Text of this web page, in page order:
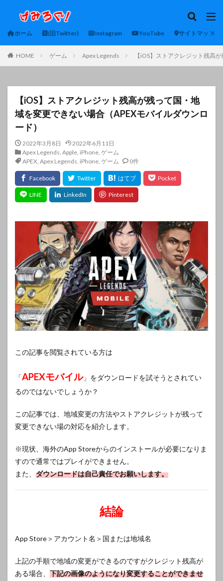
ホーム (旧Twitter) Instagram YouTube サイトマップ
HOME ゲーム Apex Legends 【iOS】ストアクレジット残高
【iOS】ストアクレジット残高が残って国・地
域を変更できない場合（APEXモバイルダウンロ
ード）
2022年3月8日
2022年6月11日
Apex Legends, Apple, iPhone, ゲーム
APEX, Apex Legends, iPhone, ゲーム 0件
この記事を閲覧されている方は
「APEXモバイル」をダウンロードを試そうとされてい
るのではないでしょうか？
この記事では、地域変更の方法やストアクレジットが残って
変更できない場の対応を紹介します。
※現状、海外のApp Storeからのインストールが必要になりま
すので通常ではプレイができません。
また、 ダウンロードは自己責任でお願いします。
結論
App Store＞アカウント名＞国または地域名
上記の手順で地域の変更ができるのですがクレジット残高が
ある場合、 下記の画像のようになり変更することができませ